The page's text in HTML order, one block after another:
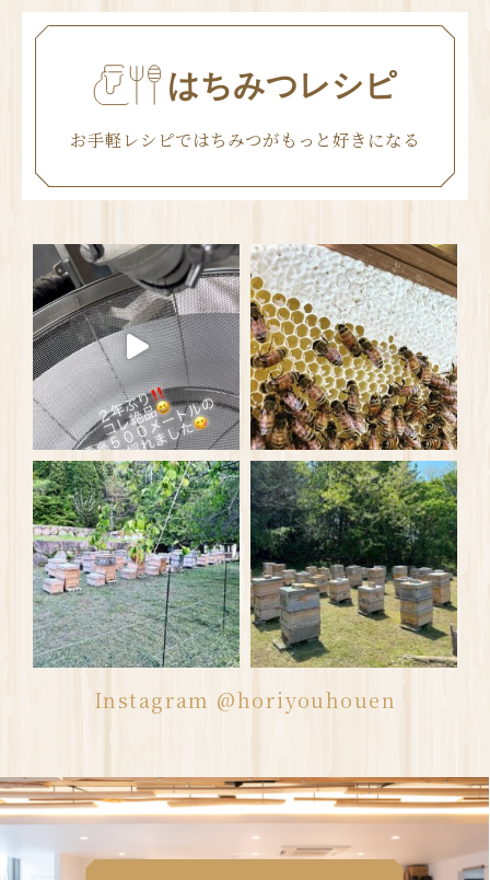
はちみつレシピ
お手軽レシピではちみつがもっと好きになる
Instagram @horiyouhouen